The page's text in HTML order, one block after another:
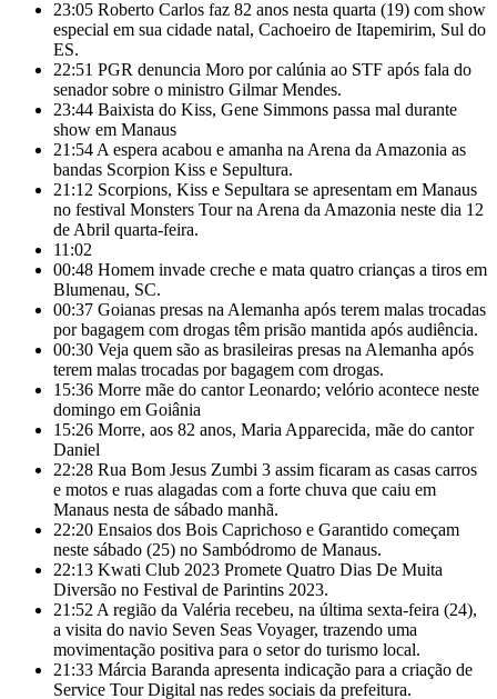
23:05 Roberto Carlos faz 82 anos nesta quarta (19) com show
especial em sua cidade natal, Cachoeiro de Itapemirim, Sul do
ES.
22:51 PGR denuncia Moro por calúnia ao STF após fala do
senador sobre o ministro Gilmar Mendes.
23:44 Baixista do Kiss, Gene Simmons passa mal durante
show em Manaus
21:54 A espera acabou e amanha na Arena da Amazonia as
bandas Scorpion Kiss e Sepultura.
21:12 Scorpions, Kiss e Sepultara se apresentam em Manaus
no festival Monsters Tour na Arena da Amazonia neste dia 12
de Abril quarta-feira.
11:02
00:48 Homem invade creche e mata quatro crianças a tiros em
Blumenau, SC.
00:37 Goianas presas na Alemanha após terem malas trocadas
por bagagem com drogas têm prisão mantida após audiência.
00:30 Veja quem são as brasileiras presas na Alemanha após
terem malas trocadas por bagagem com drogas.
15:36 Morre mãe do cantor Leonardo; velório acontece neste
domingo em Goiânia
15:26 Morre, aos 82 anos, Maria Apparecida, mãe do cantor
Daniel
22:28 Rua Bom Jesus Zumbi 3 assim ficaram as casas carros
e motos e ruas alagadas com a forte chuva que caiu em
Manaus nesta de sábado manhã.
22:20 Ensaios dos Bois Caprichoso e Garantido começam
neste sábado (25) no Sambódromo de Manaus.
22:13 Kwati Club 2023 Promete Quatro Dias De Muita
Diversão no Festival de Parintins 2023.
21:52 A região da Valéria recebeu, na última sexta-feira (24),
a visita do navio Seven Seas Voyager, trazendo uma
movimentação positiva para o setor do turismo local.
21:33 Márcia Baranda apresenta indicação para a criação de
Service Tour Digital nas redes sociais da prefeitura.